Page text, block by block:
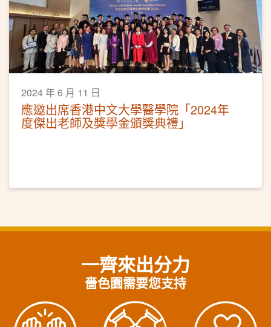
2024 年 6 月 11 日
應邀出席香港中文大學醫學院「2024年
度傑出老師及獎學金頒獎典禮」
一齊來出分力
嗇色園需要您支持